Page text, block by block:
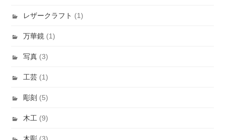
レザークラフト (1)
万華鏡 (1)
写真 (3)
工芸 (1)
彫刻 (5)
木工 (9)